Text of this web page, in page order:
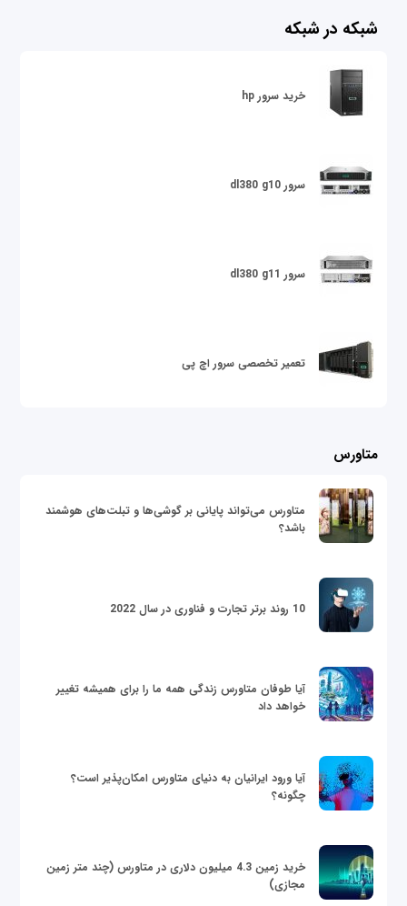
شبکه در شبکه
خرید سرور hp
سرور dl380 g10
سرور dl380 g11
تعمیر تخصصی سرور اچ پی
متاورس
متاورس می‌تواند پایانی بر گوشی‌ها و تبلت‌های هوشمند
باشد؟
10 روند برتر تجارت و فناوری در سال 2022
آیا طوفان متاورس زندگی همه ما را برای همیشه تغییر
خواهد داد
آیا ورود ایرانیان به دنیای متاورس امکان‌پذیر است؟
چگونه؟
خرید زمین 4.3 میلیون دلاری در متاورس (چند متر زمین
مجازی)